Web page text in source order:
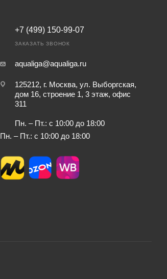
+7 (499) 150-99-07
ЗАКАЗАТЬ ЗВОНОК
aqualiga@aqualiga.ru
125212, г. Москва, ул. Выборгская,
дом 16, строение 1, 3 этаж, офис
311
Пн. – Пт.: с 10:00 до 18:00
Пн. – Пт.: с 10:00 до 18:00